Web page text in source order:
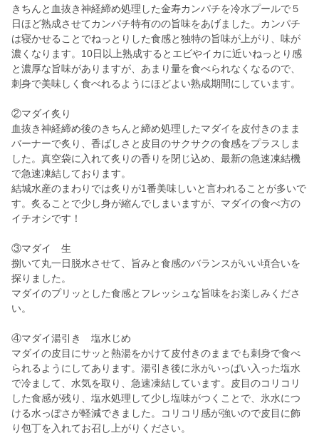
きちんと血抜き神経締め処理した金寿カンパチを冷水プールで５
日ほど熟成させてカンパチ特有のの旨味をあげました。カンパチ
は寝かせることでねっとりした食感と独特の旨味が上がり、味が
濃くなります。10日以上熟成するとエビやイカに近いねっとり感
と濃厚な旨味がありますが、あまり量を食べられなくなるので、
刺身で美味しく食べれるようにほどよい熟成期間にしています。
②マダイ炙り
血抜き神経締め後のきちんと締め処理したマダイを皮付きのまま
バーナーで炙り、香ばしさと皮目のサクサクの食感をプラスしま
した。真空袋に入れて炙りの香りを閉じ込め、最新の急速凍結機
で急速凍結しております。
結城水産のまわりでは炙りが1番美味しいと言われることが多いで
す。炙ることで少し身が縮んでしまいますが、マダイの食べ方の
イチオシです！
③マダイ 生
捌いて丸一日脱水させて、旨みと食感のバランスがいい頃合いを
探りました。
マダイのプリッとした食感とフレッシュな旨味をお楽しみくださ
い。
④マダイ湯引き 塩水じめ
マダイの皮目にサッと熱湯をかけて皮付きのままでも刺身で食べ
られるようにしてあります。湯引き後に氷がいっぱい入った塩水
で冷まして、水気を取り、急速凍結しています。皮目のコリコリ
した食感が残り、塩水処理して少し塩味がつくことで、氷水につ
ける水っぽさが軽減できました。コリコリ感が強いので皮目に飾
り包丁を入れてお召し上がりください。